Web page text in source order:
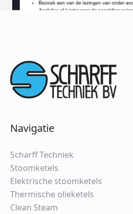
Navigatie
Scharff Techniek
Stoomketels
Elektrische stoomketels
Thermische olieketels
Clean Steam